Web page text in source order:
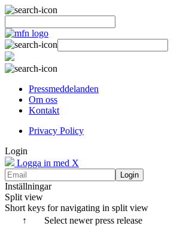
Pressmeddelanden
Om oss
Kontakt
Privacy Policy
Login
Logga in med X
Login
Inställningar
Split view
Short keys for navigating in split view
↑
Select newer press release